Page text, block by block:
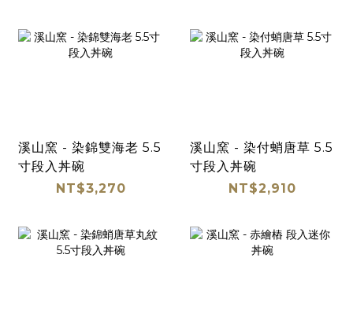
溪山窯 - 染錦雙海老 5.5
寸段入丼碗
NT$3,270
溪山窯 - 染付蛸唐草 5.5
寸段入丼碗
NT$2,910